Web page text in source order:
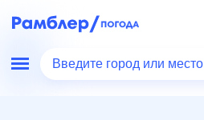
Введите город или место